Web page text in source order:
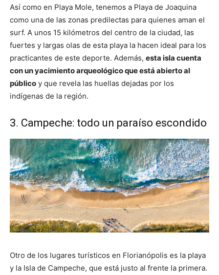
Así como en Playa Mole, tenemos a Playa de Joaquina
como una de las zonas predilectas para quienes aman el
surf. A unos 15 kilómetros del centro de la ciudad, las
fuertes y largas olas de esta playa la hacen ideal para los
practicantes de este deporte. Además, esta isla cuenta
con un yacimiento arqueológico que está abierto al
público y que revela las huellas dejadas por los
indígenas de la región.
3. Campeche: todo un paraíso escondido
Otro de los lugares turísticos en Florianópolis es la playa
y la Isla de Campeche, que está justo al frente la primera.